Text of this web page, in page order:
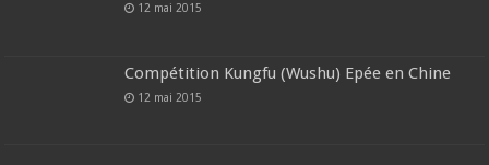
12 mai 2015
Compétition Kungfu (Wushu) Epée en Chine
12 mai 2015